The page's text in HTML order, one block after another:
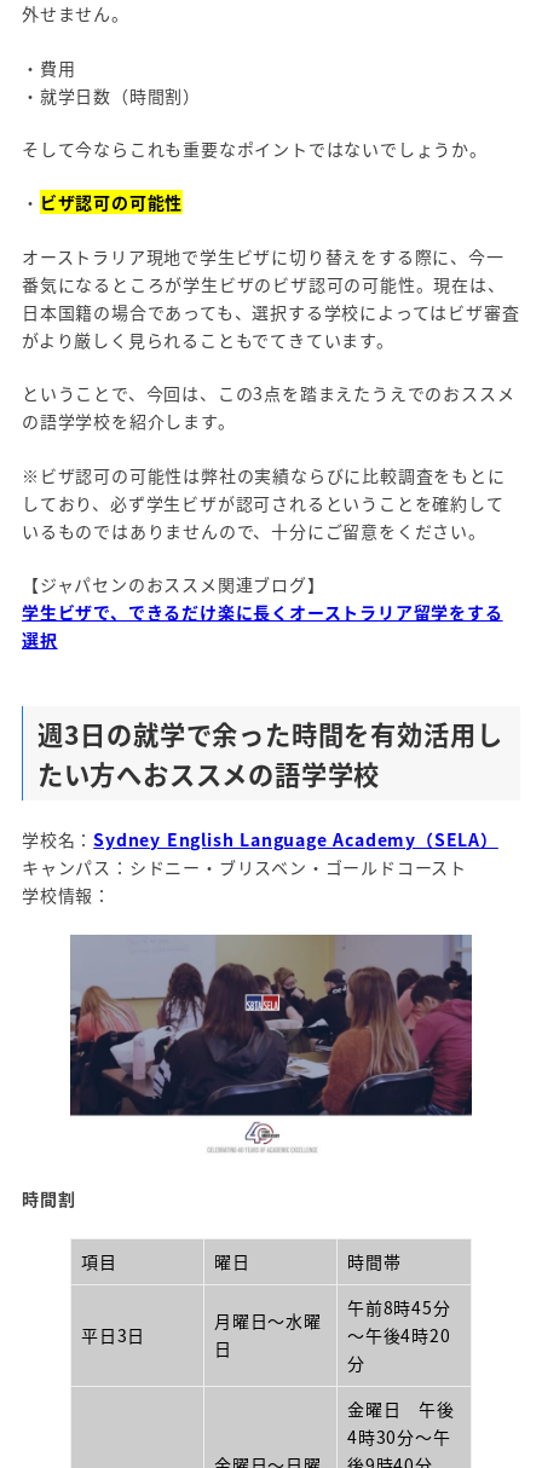
外せません。
・費用
・就学日数（時間割）
そして今ならこれも重要なポイントではないでしょうか。
・ ビザ認可の可能性
オーストラリア現地で学生ビザに切り替えをする際に、今一
番気になるところが学生ビザのビザ認可の可能性。現在は、
日本国籍の場合であっても、選択する学校によってはビザ審査
がより厳しく見られることもでてきています。
ということで、今回は、この3点を踏まえたうえでのおススメ
の語学学校を紹介します。
※ビザ認可の可能性は弊社の実績ならびに比較調査をもとに
しており、必ず学生ビザが認可されるということを確約して
いるものではありませんので、十分にご留意をください。
【ジャパセンのおススメ関連ブログ】
学生ビザで、できるだけ楽に長くオーストラリア留学をする
選択
週3日の就学で余った時間を有効活用 し
たい方へおススメの語学学校
学校名：Sydney English Language Academy（SELA）
キャンパス：シドニー・ブリスベン・ゴールドコースト
学校情報：
時間割
項目 曜日 時間帯
平日3日
月曜日～水曜
日
午前8時45分
～午後4時20
分
金曜日 午後
4時30分～午